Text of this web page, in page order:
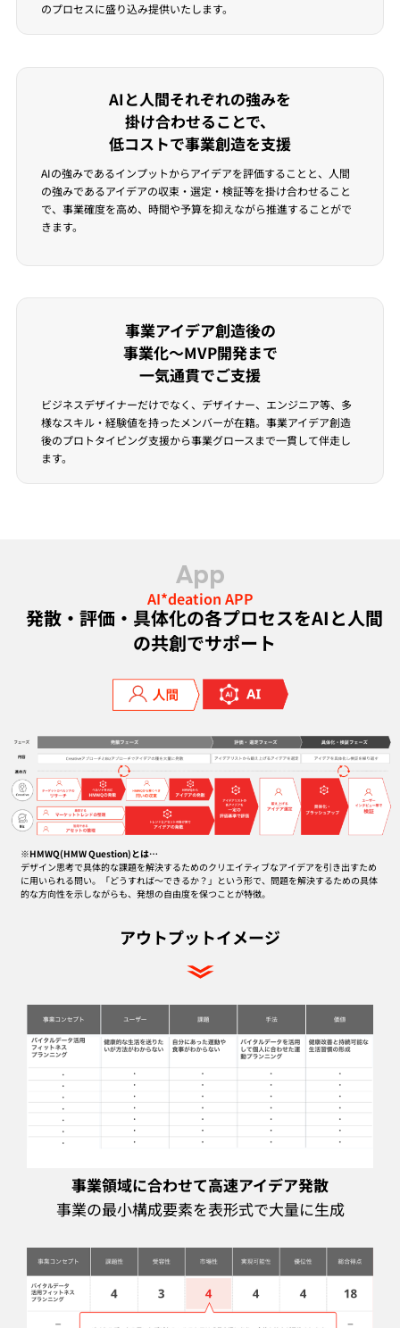
のプロセスに盛り込み提供いたします。
AIと人間それぞれの強みを
掛け合わせることで、
低コストで事業創造を支援
AIの強みであるインプットからアイデアを評価することと、人間
の強みであるアイデアの収束・選定・検証等を掛け合わせること
で、事業確度を高め、時間や予算を抑えながら推進することがで
きます。
事業アイデア創造後の
事業化〜MVP開発まで
一気通貫でご支援
ビジネスデザイナーだけでなく、デザイナー、エンジニア等、多
様なスキル・経験値を持ったメンバーが在籍。事業アイデア創造
後のプロトタイピング支援から事業グロースまで一貫して伴走し
ます。
App
AI*deation APP
発散・評価・具体化の各プロセスをAIと人間
の共創でサポート
※HMWQ(HMW Question)とは…
デザイン思考で具体的な課題を解決するためのクリエイティブなアイデアを引き出すため
に用いられる問い。「どうすれば～できるか？」という形で、問題を解決するための具体
的な方向性を示しながらも、発想の自由度を保つことが特徴。
アウトプットイメージ
事業領域に合わせて高速アイデア発散
事業の最小構成要素を表形式で大量に生成